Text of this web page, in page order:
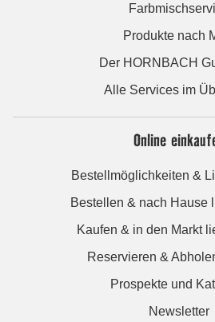
Produkte nach
Der HORNBACH
Alle Services im
Online
Bestellmöglichkeiten &
Bestellen & nach Hause
Kaufen & in den Markt
Reservieren &
Prospekte und
Newsletter